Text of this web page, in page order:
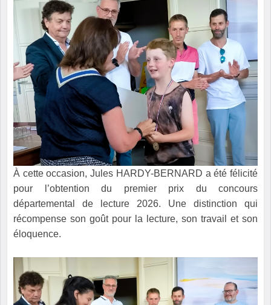
À cette occasion, Jules HARDY-BERNARD a été félicité
pour l’obtention du premier prix du concours
départemental de lecture 2026. Une distinction qui
récompense son goût pour la lecture, son travail et son
éloquence.